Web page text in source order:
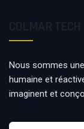
Nous sommes
humaine et
imaginent et